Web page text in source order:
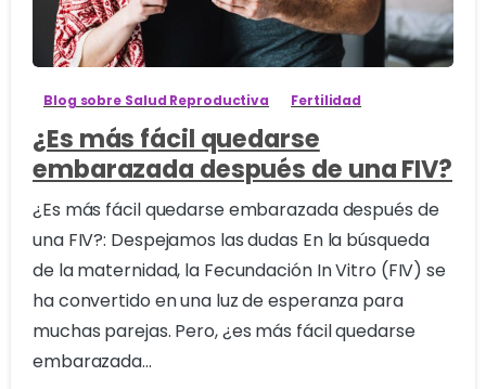
0
Blog sobre Salud Reproductiva Fertilidad
¿Es más fácil quedarse
embarazada después de una FIV?
¿Es más fácil quedarse embarazada después de
una FIV?: Despejamos las dudas En la búsqueda
de la maternidad, la Fecundación In Vitro (FIV) se
ha convertido en una luz de esperanza para
muchas parejas. Pero, ¿es más fácil quedarse
embarazada...